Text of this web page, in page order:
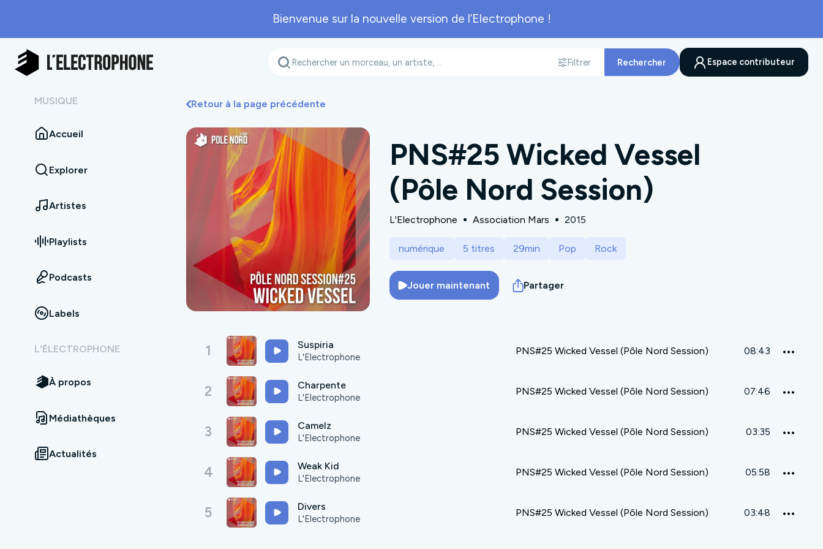
Bienvenue sur la nouvelle version de l’Electrophone !
Filtrer
Rechercher
Espace contributeur
MUSIQUE
Accueil
Explorer
Artistes
Playlists
Podcasts
Labels
L'ÉLECTROPHONE
À propos
Médiathèques
Actualités
Retour à la page précédente
PNS#25 Wicked Vessel
(Pôle Nord Session)
L'Electrophone Association Mars 2015
numérique 5 titres 29min Pop Rock
Jouer maintenant Partager
1 Suspiria
L'Electrophone
PNS#25 Wicked Vessel (Pôle Nord Session) 08:43
2 Charpente
L'Electrophone
PNS#25 Wicked Vessel (Pôle Nord Session) 07:46
3 Camelz
L'Electrophone
PNS#25 Wicked Vessel (Pôle Nord Session) 03:35
4 Weak Kid
L'Electrophone
PNS#25 Wicked Vessel (Pôle Nord Session) 05:58
5 Divers
L'Electrophone
PNS#25 Wicked Vessel (Pôle Nord Session) 03:48